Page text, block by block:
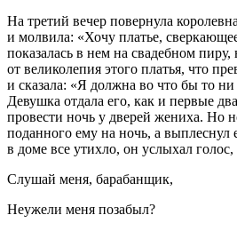
На третий вечер повернула
и молвила: «Хочу платье,
показалась в нем на свадебном пиру,
от великолепия этого платья, что
и сказала: «Я должна во что бы то ни
Девушка отдала его, как и первые
провести ночь у дверей жениха. Но
поданного ему на ночь, а выплеснул
в доме все утихло, он услыхал
Слушай меня, барабанщик,
Неужели меня позабыл?